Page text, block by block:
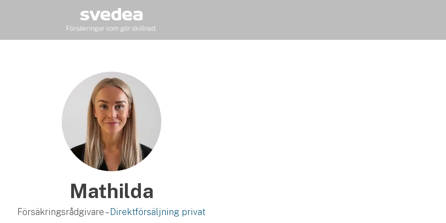
Mathilda
Försäkringsrådgivare – Direktförsäljning privat